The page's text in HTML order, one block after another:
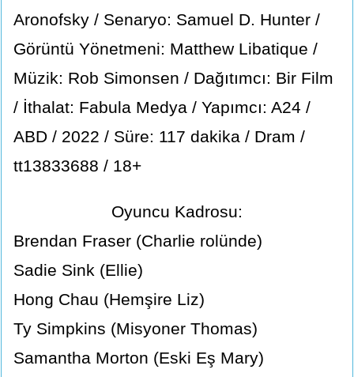
Aronofsky / Senaryo: Samuel D. Hunter /
Görüntü Yönetmeni: Matthew Libatique /
Müzik: Rob Simonsen / Dağıtımcı: Bir Film
/ İthalat: Fabula Medya / Yapımcı: A24 /
ABD / 2022 / Süre: 117 dakika / Dram /
tt13833688 / 18+
Oyuncu Kadrosu:
Brendan Fraser (Charlie rolünde)
Sadie Sink (Ellie)
Hong Chau (Hemşire Liz)
Ty Simpkins (Misyoner Thomas)
Samantha Morton (Eski Eş Mary)